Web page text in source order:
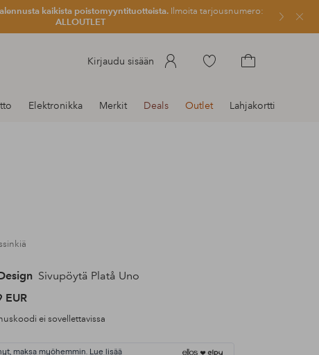
kaikista poistomyyntituotteista.Ilmoita tarjousnumero:
ALLOUTLET
Sulje
Kirjaudu sisään
Siirry
Elektronikka Merkit Deals Outlet Lahjakortti
Sivupöytä Platå Uno
EUR
ei sovellettavissa
maksa myöhemmin. Lue lisää